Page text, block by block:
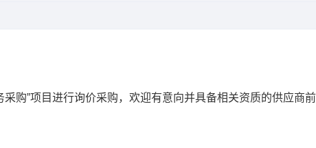
”项目进行询价采购，欢迎有意向并具备相关资质的供应商